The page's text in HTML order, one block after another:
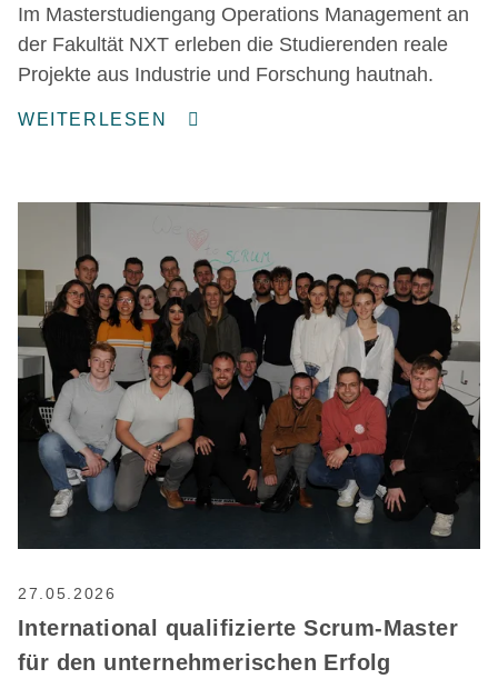
Im Masterstudiengang Operations Management an
der Fakultät NXT erleben die Studierenden reale
Projekte aus Industrie und Forschung hautnah.
WEITERLESEN
27.05.2026
International qualifizierte Scrum-Master
für den unternehmerischen Erfolg